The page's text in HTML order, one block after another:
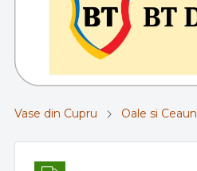
Vase din Cupru Oale si